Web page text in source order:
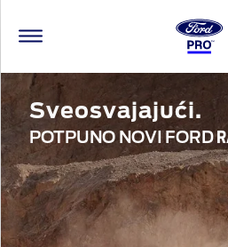
Sveosvajajući.
POTPUNO NOVI FORD